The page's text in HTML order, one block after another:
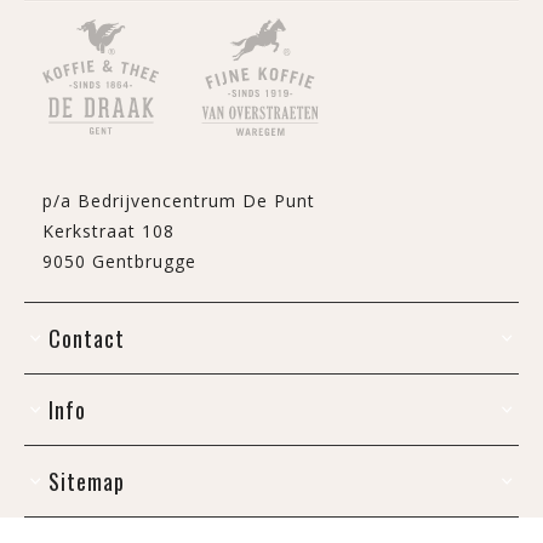
p/a Bedrijvencentrum De Punt
Kerkstraat 108
9050 Gentbrugge
Contact
Info
Sitemap